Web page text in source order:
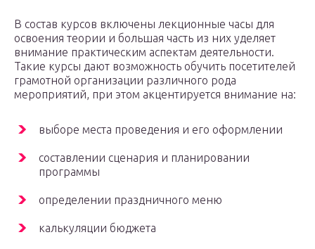
В состав курсов включены лекционные часы для
освоения теории и большая часть из них уделяет
внимание практическим аспектам деятельности.
Такие курсы дают возможность обучить посетителей
грамотной организации различного рода
мероприятий, при этом акцентируется внимание на:
выборе места проведения и его оформлении
составлении сценария и планировании
программы
определении праздничного меню
калькуляции бюджета